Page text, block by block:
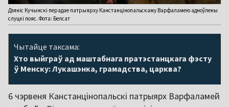
Дзяніс Кучынскі перадае патрыярху Канстанцінопальскаму Варфаламею адноўлены
слуцкі пояс. Фота: Белсат
Чытайце таксама:
Хто выйграў ад маштабнага пратэстанцкага фэсту
ў Менску: Лукашэнка, грамадства, царква?
6 чэрвеня Канстанцінопальскі патрыярх Варфаламей